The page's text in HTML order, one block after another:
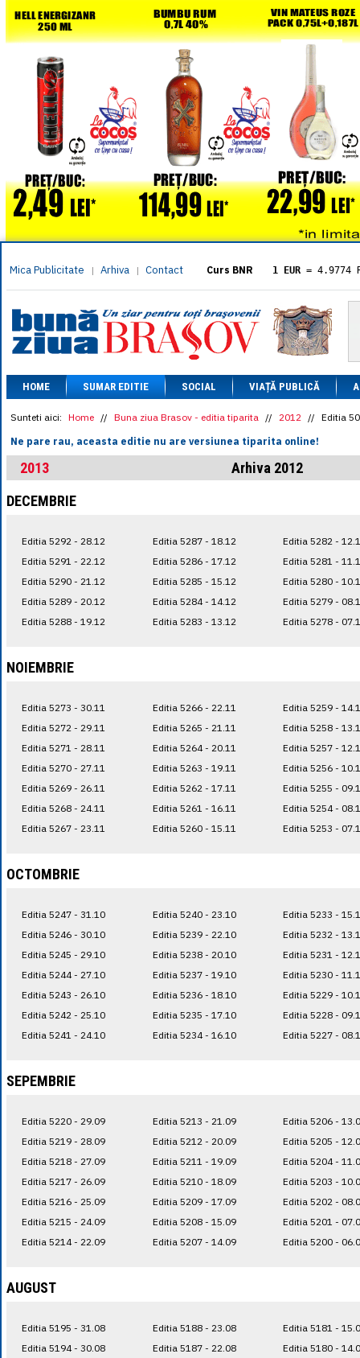
Mica Publicitate | Arhiva | Contact Curs BNR 1 EUR = 4.9774
= 5.8304
1 XAU= 464.4611
1 AED= 1.1933
1 AUD= 2.7957
1 BGN= 2.5449
1 CAD= 3.1559
1 CHF= 5.2813
1 CNY = 0.6015
1 DKK= 0.6668
1 EGP= 0.0860
1 HUF= 1.2223
1 MXN= 0.2227
1 NOK= 0.4191
1 RSD= 0.0425
1 RUB= 0.0530
HOME SUMAR EDITIE SOCIAL VIAȚĂ PUBLICĂ
Sunteti aici: Home // Buna ziua Brasov - editia tiparita // 2012 // Editia
Ne pare rau, aceasta editie nu are versiunea tiparita online!
2013
Arhiva 2012
DECEMBRIE
Editia 5292 - 28.12
Editia 5291 - 22.12
Editia 5290 - 21.12
Editia 5289 - 20.12
Editia 5288 - 19.12
Editia 5287 - 18.12
Editia 5286 - 17.12
Editia 5285 - 15.12
Editia 5284 - 14.12
Editia 5283 - 13.12
Editia 5282 -
Editia 5281 -
Editia 5280 -
Editia 5279 -
Editia 5278 -
NOIEMBRIE
Editia 5273 - 30.11
Editia 5272 - 29.11
Editia 5271 - 28.11
Editia 5270 - 27.11
Editia 5269 - 26.11
Editia 5268 - 24.11
Editia 5267 - 23.11
Editia 5266 - 22.11
Editia 5265 - 21.11
Editia 5264 - 20.11
Editia 5263 - 19.11
Editia 5262 - 17.11
Editia 5261 - 16.11
Editia 5260 - 15.11
Editia 5259 -
Editia 5258 -
Editia 5257 -
Editia 5256 -
Editia 5255 -
Editia 5254 -
Editia 5253 -
OCTOMBRIE
Editia 5247 - 31.10
Editia 5246 - 30.10
Editia 5245 - 29.10
Editia 5244 - 27.10
Editia 5243 - 26.10
Editia 5242 - 25.10
Editia 5241 - 24.10
Editia 5240 - 23.10
Editia 5239 - 22.10
Editia 5238 - 20.10
Editia 5237 - 19.10
Editia 5236 - 18.10
Editia 5235 - 17.10
Editia 5234 - 16.10
Editia 5233 -
Editia 5232 -
Editia 5231 -
Editia 5230 -
Editia 5229 -
Editia 5228 -
Editia 5227 -
SEPEMBRIE
Editia 5220 - 29.09
Editia 5219 - 28.09
Editia 5218 - 27.09
Editia 5217 - 26.09
Editia 5216 - 25.09
Editia 5215 - 24.09
Editia 5214 - 22.09
Editia 5213 - 21.09
Editia 5212 - 20.09
Editia 5211 - 19.09
Editia 5210 - 18.09
Editia 5209 - 17.09
Editia 5208 - 15.09
Editia 5207 - 14.09
Editia 5206 -
Editia 5205 -
Editia 5204 -
Editia 5203 -
Editia 5202 -
Editia 5201 -
Editia 5200 -
AUGUST
Editia 5195 - 31.08
Editia 5194 - 30.08
Editia 5188 - 23.08
Editia 5187 - 22.08
Editia 5181 -
Editia 5180 -